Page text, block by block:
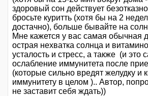
здоровый сон действует
бросьте куритть (хотя бы на 2
достачно), больше бывайте на
Мне кажется у вас самая обычная
острая нехватка солнца и
усталость и стресс, а также (и это
ослабление иммунитета после
(которые сильно вредят желудку и
иммунитету в целом ).. Автор,
не заставит себя ждать))